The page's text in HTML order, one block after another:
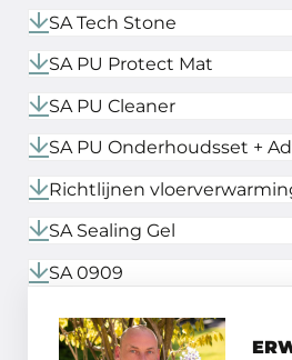
SA Tech Stone
SA PU Protect Mat
SA PU Cleaner
SA PU Onderhoudsset +
Richtlijnen
SA Sealing Gel
SA 0909